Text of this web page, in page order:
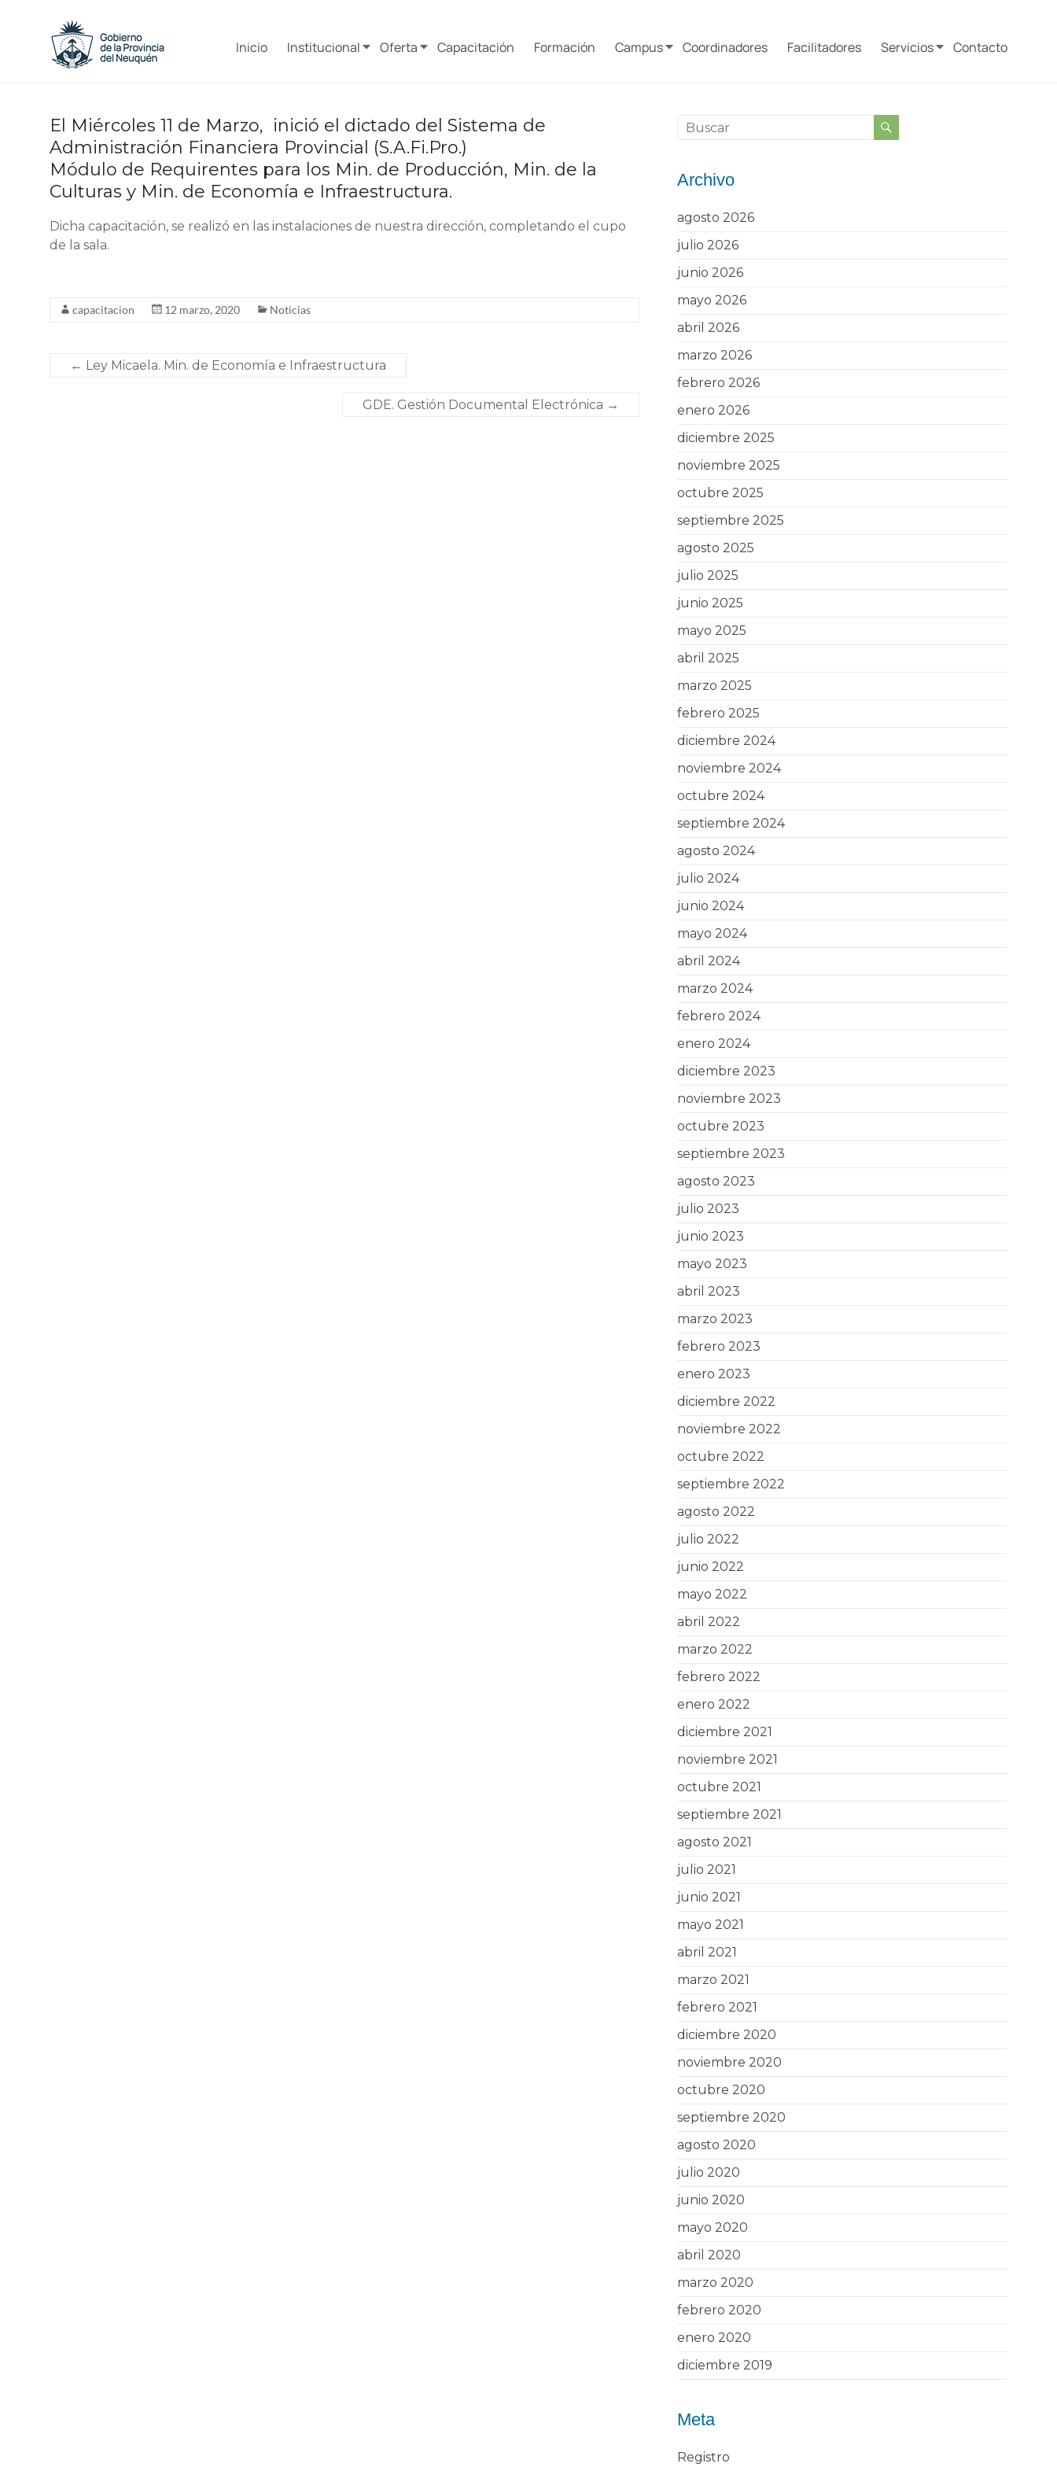
contenidoCapacitacion
y
Neuquén
Inicio Institucional Oferta Capacitación Formación Campus Coordinadores Facilitadores Servicios Contacto
El Miércoles 11 de Marzo, inició el dictado del Sistema de
Administración Financiera Provincial (S.A.Fi.Pro.)
Módulo de Requirentes para los Min. de Producción, Min. de la
Culturas y Min. de Economía e Infraestructura.
Dicha capacitación, se realizó en las instalaciones de nuestra dirección, completando el cupo
de la sala.
capacitacion 12 marzo, 2020 Noticias
← Ley Micaela. Min. de Economía e Infraestructura
GDE. Gestión Documental Electrónica →
Archivo
agosto 2026
julio 2026
junio 2026
mayo 2026
abril 2026
marzo 2026
febrero 2026
enero 2026
diciembre 2025
noviembre 2025
octubre 2025
septiembre 2025
agosto 2025
julio 2025
junio 2025
mayo 2025
abril 2025
marzo 2025
febrero 2025
diciembre 2024
noviembre 2024
octubre 2024
septiembre 2024
agosto 2024
julio 2024
junio 2024
mayo 2024
abril 2024
marzo 2024
febrero 2024
enero 2024
diciembre 2023
noviembre 2023
octubre 2023
septiembre 2023
agosto 2023
julio 2023
junio 2023
mayo 2023
abril 2023
marzo 2023
febrero 2023
enero 2023
diciembre 2022
noviembre 2022
octubre 2022
septiembre 2022
agosto 2022
julio 2022
junio 2022
mayo 2022
abril 2022
marzo 2022
febrero 2022
enero 2022
diciembre 2021
noviembre 2021
octubre 2021
septiembre 2021
agosto 2021
julio 2021
junio 2021
mayo 2021
abril 2021
marzo 2021
febrero 2021
diciembre 2020
noviembre 2020
octubre 2020
septiembre 2020
agosto 2020
julio 2020
junio 2020
mayo 2020
abril 2020
marzo 2020
febrero 2020
enero 2020
diciembre 2019
Meta
Registro